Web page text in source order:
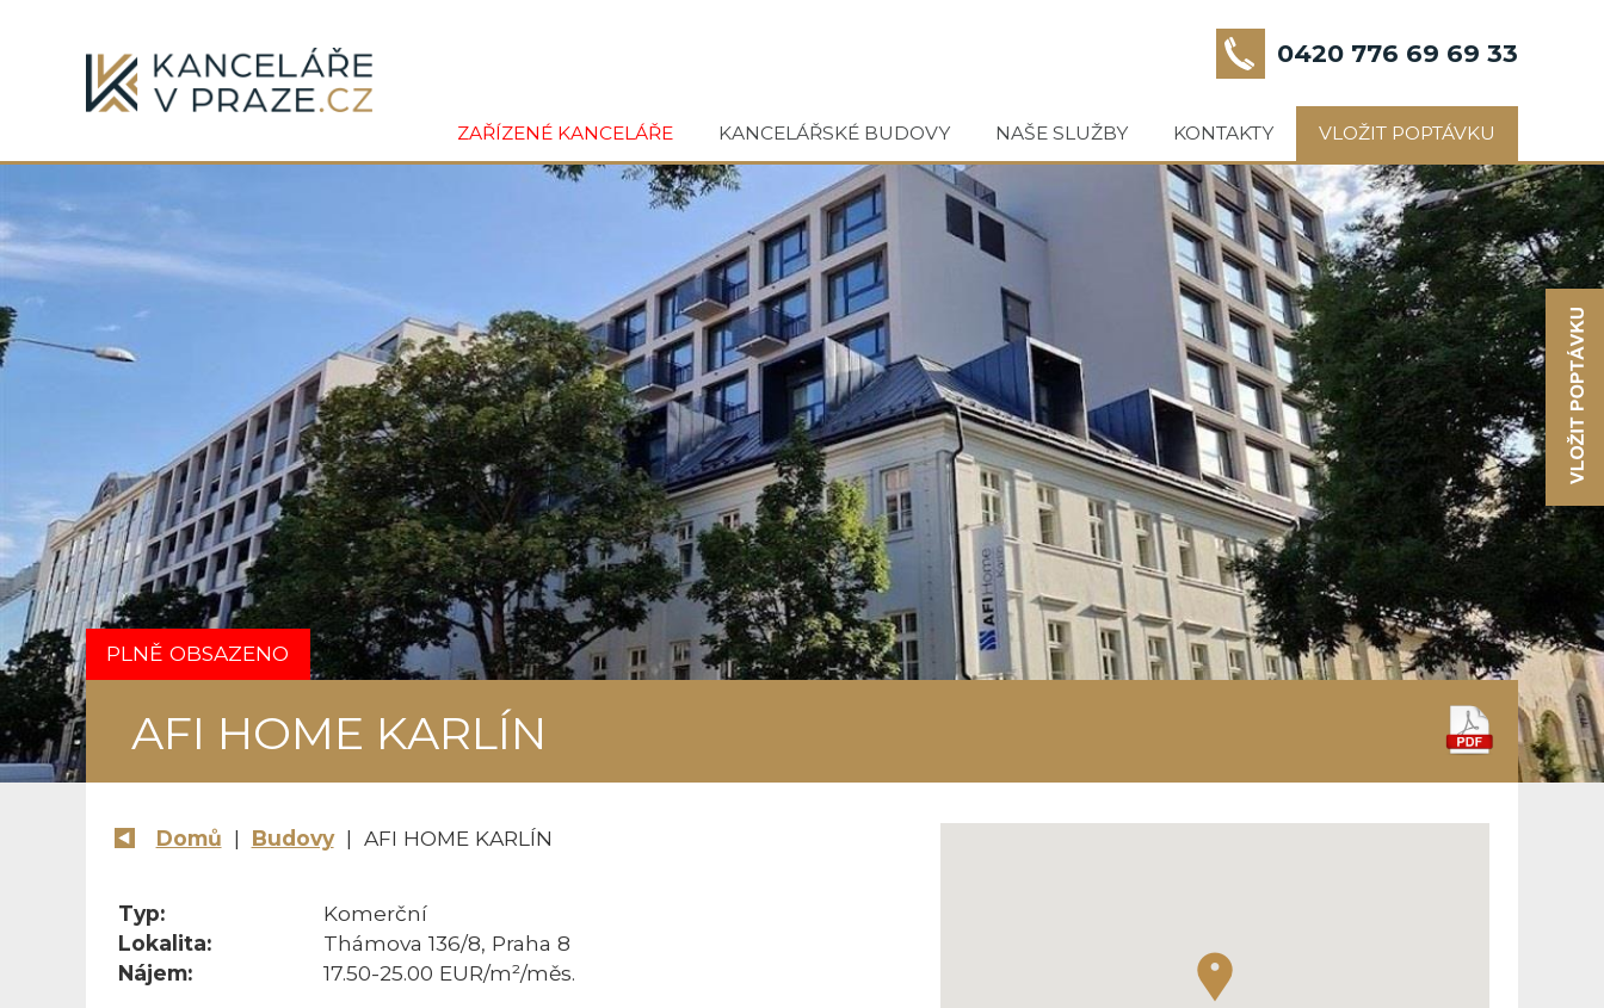
0420 776 69 69 33
ZAŘÍZENÉ KANCELÁŘE KANCELÁŘSKÉ BUDOVY NAŠE SLUŽBY KONTAKTY VLOŽIT POPTÁVKU
AFI HOME KARLÍN
PLNĚ OBSAZENO
Domů | Budovy| AFI HOME KARLÍN
Typ:
Komerční
Lokalita:
Thámova 136/8, Praha 8
Nájem:
17.50-25.00 EUR/m²/měs.